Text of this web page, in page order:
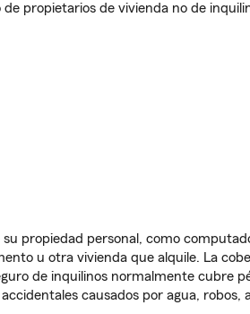
propietarios de vivienda no de
propiedad personal, como
u otra vivienda que alquile. La
de inquilinos normalmente cubre
causados por agua, robos,